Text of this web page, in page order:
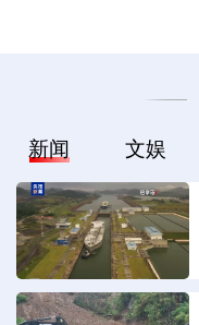
新闻 文娱